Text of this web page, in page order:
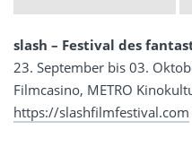
slash – Festival des
23. September bis 03.
Filmcasino, METRO
https://slashfilmfestival.com